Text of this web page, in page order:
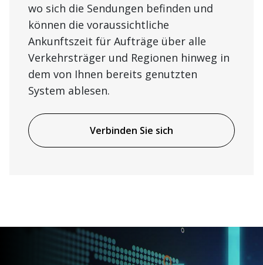
wo sich die Sendungen befinden und
können die voraussichtliche
Ankunftszeit für Aufträge über alle
Verkehrsträger und Regionen hinweg in
dem von Ihnen bereits genutzten
System ablesen.
Verbinden Sie sich